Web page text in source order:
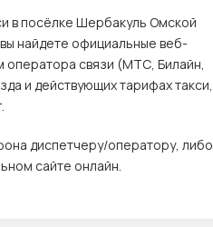
в посёлке Шербакуль Омской
найдете официальные веб-
оператора связи (МТС, Билайн,
и действующих тарифах такси,
диспетчеру/оператору, либо
сайте онлайн.